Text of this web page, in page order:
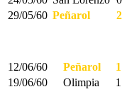
29/05/60 Peñarol 2
12/06/60 Peñarol 1
19/06/60
Olimpia 1